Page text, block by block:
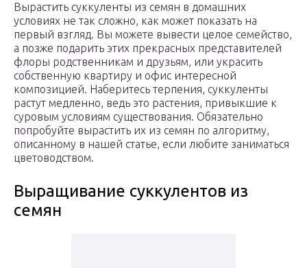
Вырастить суккуленты из семян в домашних
условиях не так сложно, как может показать на
первый взгляд. Вы можете вывести целое семейство,
а позже подарить этих прекрасных представителей
флоры родственникам и друзьям, или украсить
собственную квартиру и офис интересной
композицией. Наберитесь терпения, суккуленты
растут медленно, ведь это растения, привыкшие к
суровым условиям существования. Обязательно
попробуйте вырастить их из семян по алгоритму,
описанному в нашей статье, если любите заниматься
цветоводством.
Выращивание суккулентов из
семян